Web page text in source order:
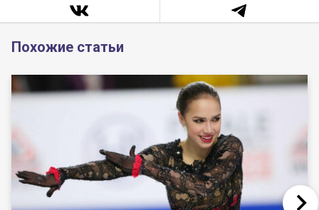
Похожие статьи